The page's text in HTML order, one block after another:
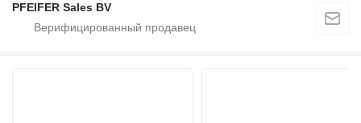
PFEIFER Sales BV